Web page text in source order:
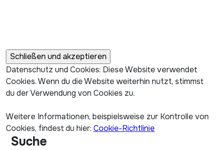
Datenschutz und Cookies: Diese Website verwendet
Cookies. Wenn du die Website weiterhin nutzt, stimmst
du der Verwendung von Cookies zu.
Weitere Informationen, beispielsweise zur Kontrolle von
Cookies, findest du hier: Cookie-Richtlinie
Suche